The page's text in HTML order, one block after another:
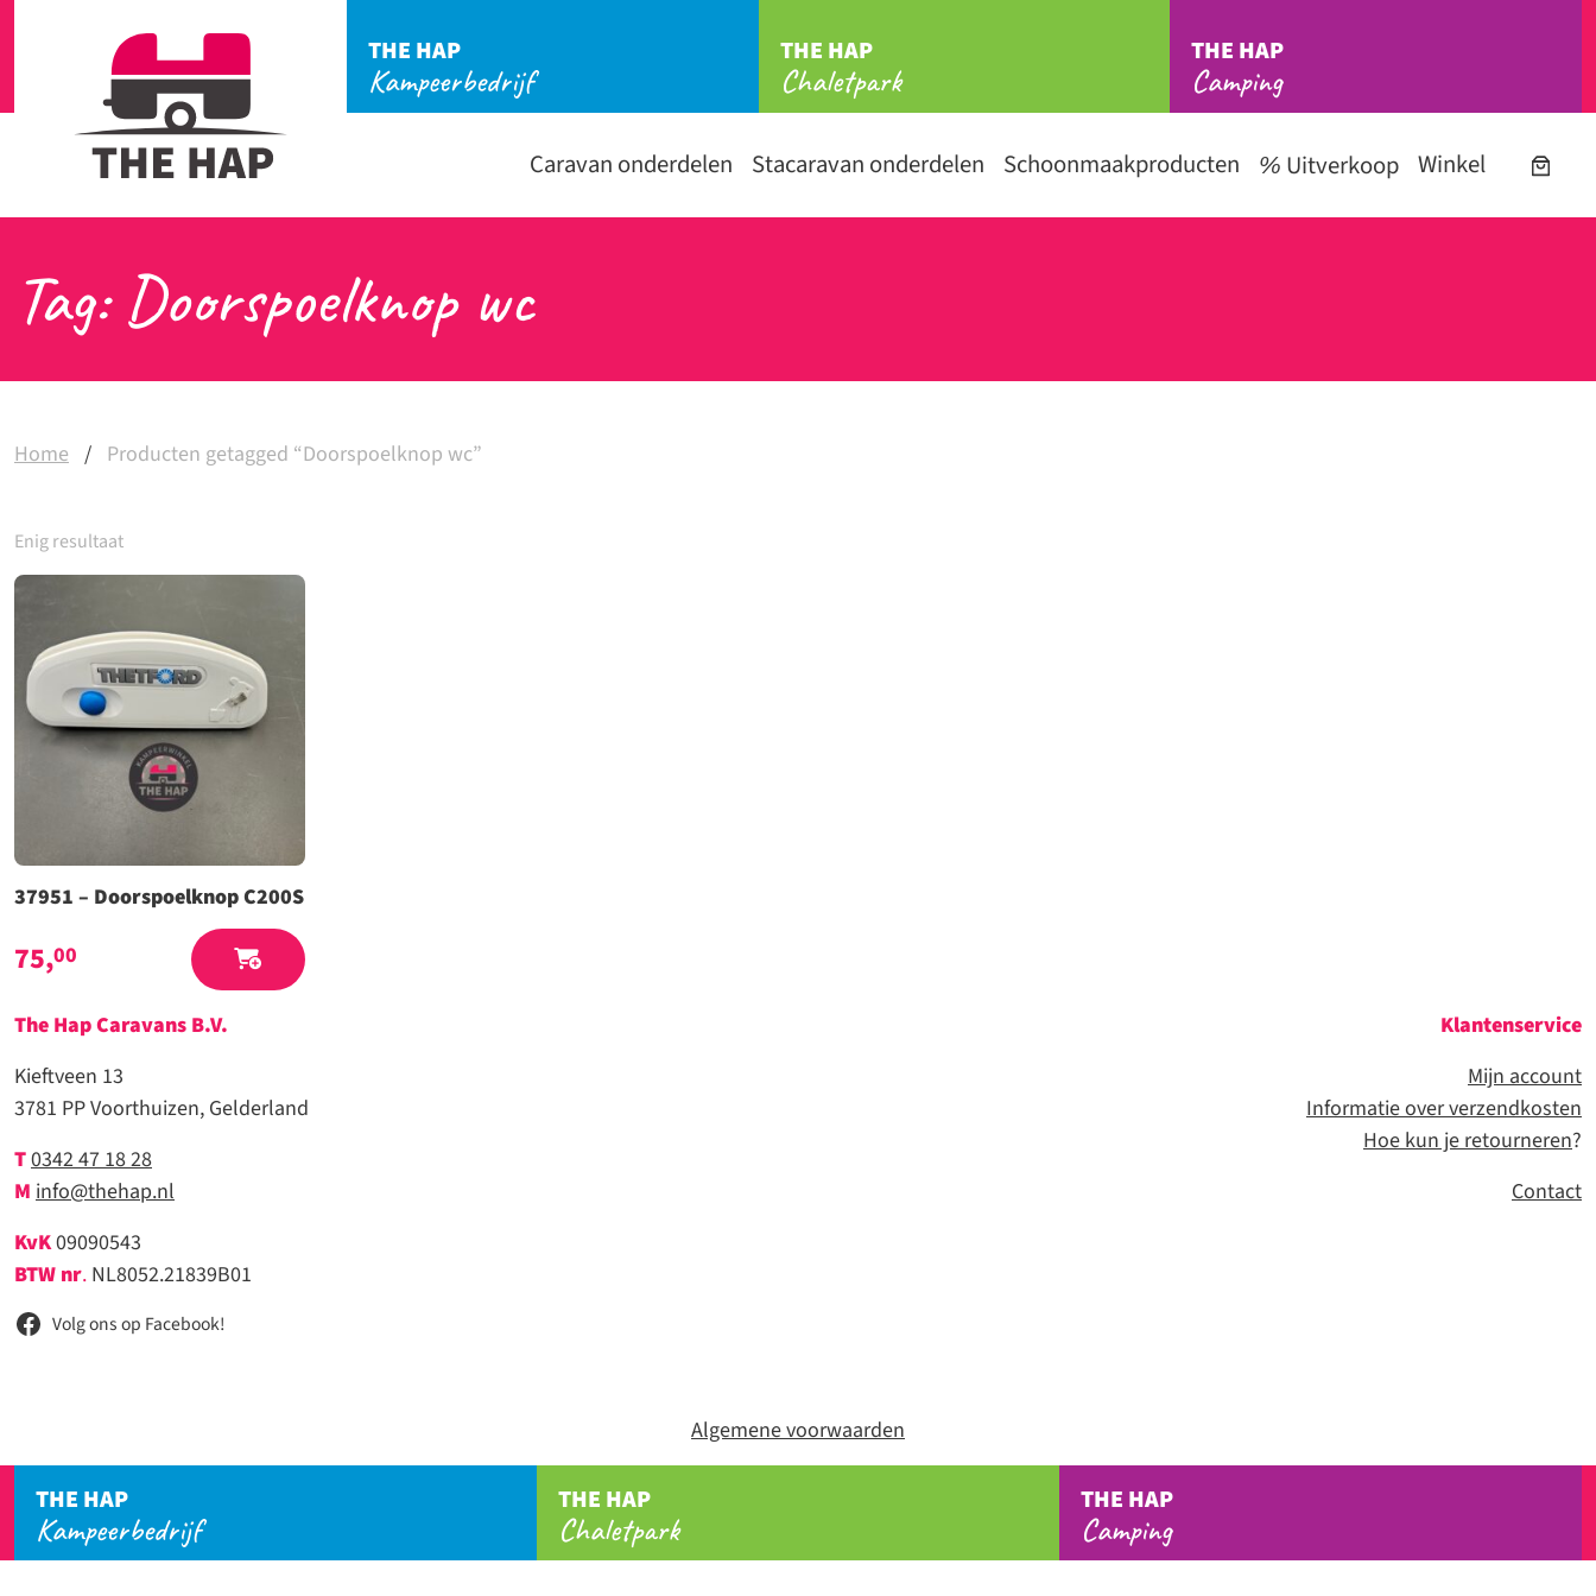
THE HAP
Kampeerbedrijf
THE HAP
Chaletpark
THE HAP
Camping
Caravan onderdelen Stacaravan onderdelen Schoonmaakproducten Uitverkoop Winkel
Tag: Doorspoelknop wc
Home / Producten getagged “Doorspoelknop wc”
Enig resultaat
37951 – Doorspoelknop C200S
75,00
The Hap Caravans B.V.
Kieftveen 13
3781 PP Voorthuizen, Gelderland
T0342 47 18 28
M info@thehap.nl
KvK09090543
BTW nr. NL8052.21839B01
Volg ons op Facebook!
Klantenservice
Mijn account
Informatie over verzendkosten
Hoe kun je retourneren?
Contact
Algemene voorwaarden
THE HAP
Kampeerbedrijf
THE HAP
Chaletpark
THE HAP
Camping